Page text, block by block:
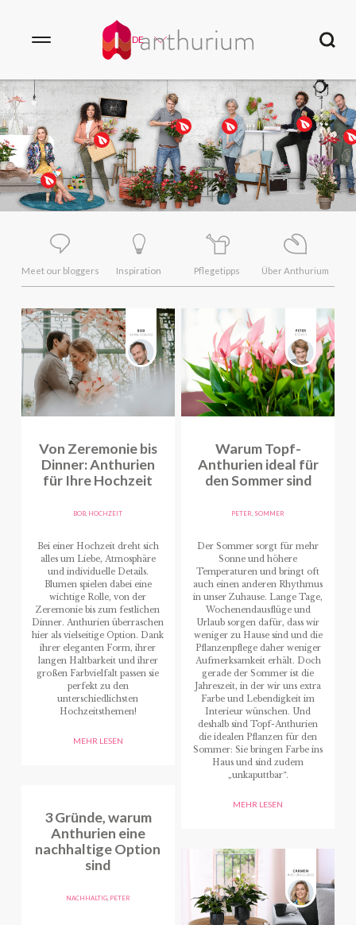
DE
Meet our bloggers Inspiration Pflegetipps Über Anthurium
Von Zeremonie bis
Dinner: Anthurien
für Ihre Hochzeit
BOB, HOCHZEIT
Bei einer Hochzeit dreht sich
alles um Liebe, Atmosphäre
und individuelle Details.
Blumen spielen dabei eine
wichtige Rolle, von der
Zeremonie bis zum festlichen
Dinner. Anthurien überraschen
hier als vielseitige Option. Dank
ihrer eleganten Form, ihrer
langen Haltbarkeit und ihrer
großen Farbvielfalt passen sie
perfekt zu den
unterschiedlichsten
Hochzeitsthemen!
MEHR LESEN
3 Gründe, warum
Anthurien eine
nachhaltige Option
sind
NACHHALTIG, PETER
Warum Topf-
Anthurien ideal für
den Sommer sind
PETER, SOMMER
Der Sommer sorgt für mehr
Sonne und höhere
Temperaturen und bringt oft
auch einen anderen Rhythmus
in unser Zuhause. Lange Tage,
Wochenendausflüge und
Urlaub sorgen dafür, dass wir
weniger zu Hause sind und die
Pflanzenpflege daher weniger
Aufmerksamkeit erhält. Doch
gerade der Sommer ist die
Jahreszeit, in der wir uns extra
Farbe und Lebendigkeit im
Interieur wünschen. Und
deshalb sind Topf-Anthurien
die idealen Pflanzen für den
Sommer: Sie bringen Farbe ins
Haus und sind zudem
„unkaputtbar“.
MEHR LESEN